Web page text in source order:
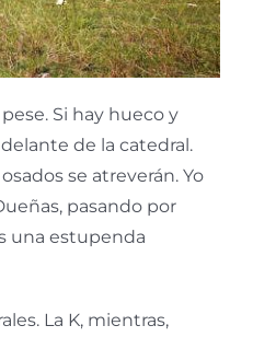
Si hay hueco y
delante de la catedral.
se atreverán. Yo
pasando por
una estupenda
La K, mientras,